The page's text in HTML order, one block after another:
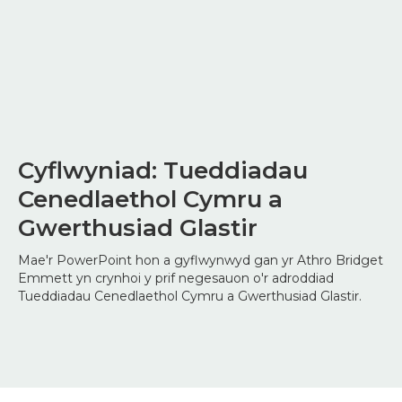
Cyflwyniad: Tueddiadau
Cenedlaethol Cymru a
Gwerthusiad Glastir
Mae'r PowerPoint hon a gyflwynwyd gan yr Athro Bridget
Emmett yn crynhoi y prif negesauon o'r adroddiad
Tueddiadau Cenedlaethol Cymru a Gwerthusiad Glastir.